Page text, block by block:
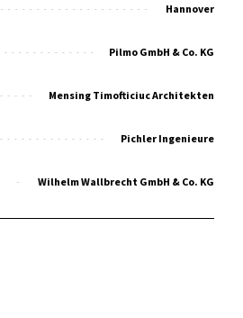
Hannover
Pilmo GmbH & Co. KG
Mensing Timofticiuc Architekten
Pichler Ingenieure
Wilhelm Wallbrecht GmbH & Co. KG